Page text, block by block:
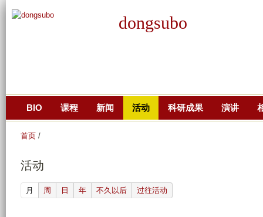
主
dongsubo
BIO 课程 新闻 活动 科研成果 演讲
首页 /
活动
月 (active tab)
周 日 年 不久以后 过往活动